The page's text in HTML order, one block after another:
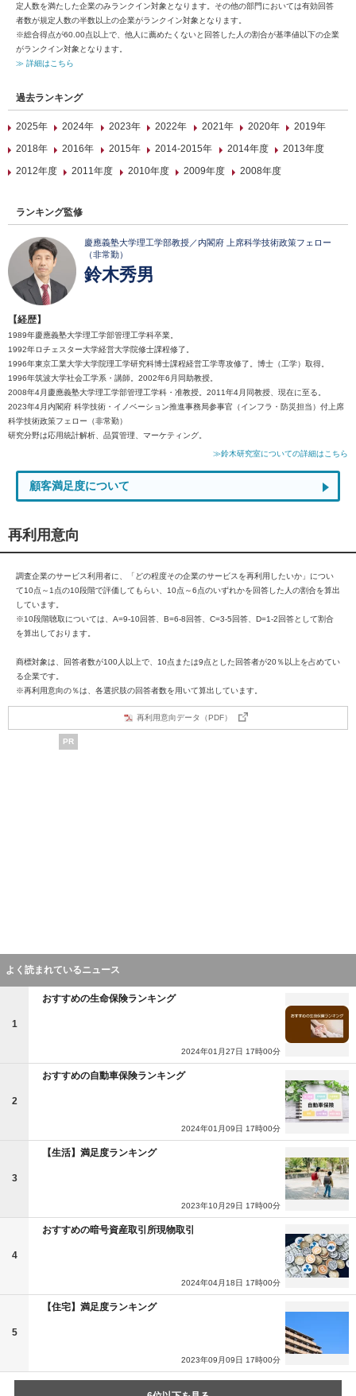
定人数を満たした企業のみランクイン対象となります。その他の部門においては有効回答
者数が規定人数の半数以上の企業がランクイン対象となります。
※総合得点が60.00点以上で、他人に薦めたくないと回答した人の割合が基準値以下の企業
がランクイン対象となります。
≫ 詳細はこちら
過去ランキング
2025年 2024年 2023年 2022年 2021年 2020年
2019年
2018年
2016年 2015年 2014-2015年 2014年度
2013年度
2012年度
2011年度 2010年度 2009年度 2008年度
ランキング監修
慶應義塾大学理工学部教授／内閣府 上席科学技術政策フェロー
（非常勤）
鈴木秀男
【経歴】
1989年慶應義塾大学理工学部管理工学科卒業。
1992年ロチェスター大学経営大学院修士課程修了。
1996年東京工業大学大学院理工学研究科博士課程経営工学専攻修了。博士（工学）取得。
1996年筑波大学社会工学系・講師。2002年6月同助教授。
2008年4月慶應義塾大学理工学部管理工学科・准教授。2011年4月同教授、現在に至る。
2023年4月内閣府 科学技術・イノベーション推進事務局参事官（インフラ・防災担当）付上席
科学技術政策フェロー（非常勤）
研究分野は応用統計解析、品質管理、マーケティング。
≫鈴木研究室についての詳細はこちら
顧客満足度について
再利用意向
調査企業のサービス利用者に、「どの程度その企業のサービスを再利用したいか」につい
て10点～1点の10段階で評価してもらい、10点～6点のいずれかを回答した人の割合を算出
しています。
※10段階聴取については、A=9-10回答、B=6-8回答、C=3-5回答、D=1-2回答として割合
を算出しております。
商標対象は、回答者数が100人以上で、10点または9点とした回答者が20％以上を占めてい
る企業です。
※再利用意向の％は、各選択肢の回答者数を用いて算出しています。
再利用意向データ（PDF）
PR
よく読まれているニュース
1
おすすめの生命保険ランキング
2024年01月27日 17時00分
2
おすすめの自動車保険ランキング
2024年01月09日 17時00分
3
【生活】満足度ランキング
2023年10月29日 17時00分
4
おすすめの暗号資産取引所現物取引
2024年04月18日 17時00分
5
【住宅】満足度ランキング
2023年09月09日 17時00分